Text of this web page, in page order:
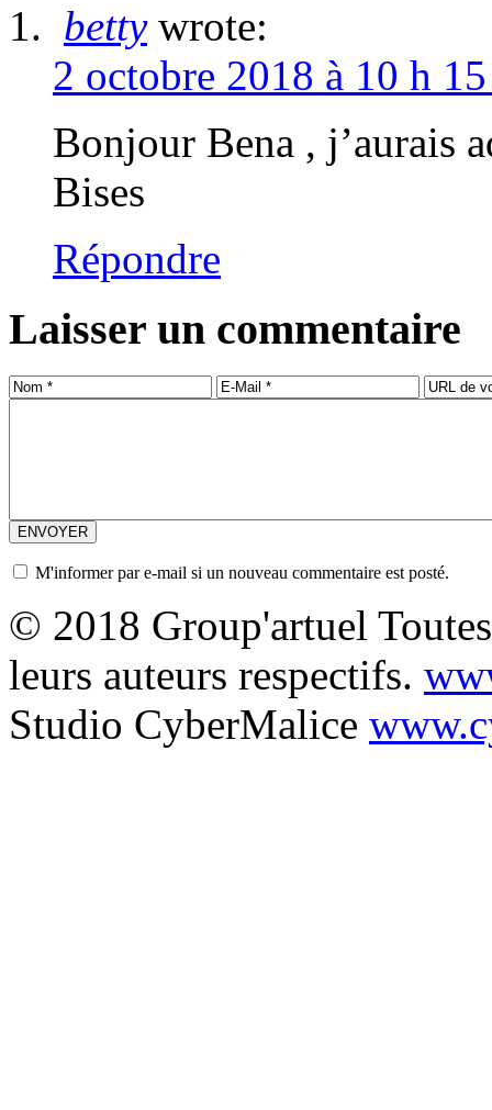
betty wrote:
2 octobre 2018 à 10 h
Bonjour Bena , j’aurais
Bises
Répondre
Laisser un commentaire
M'informer par e-mail si un nouveau commentaire est posté.
© 2018 Group'artuel
leurs auteurs respectifs.
Studio CyberMalice